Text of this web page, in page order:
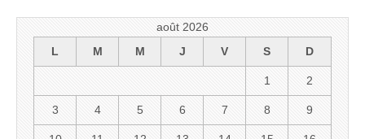
août 2026
L
M M J V S D
1 2
3 4 5 6 7 8 9